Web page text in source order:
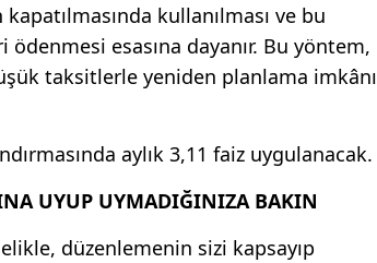
kullanılması ve bu
esasına dayanır. Bu yöntem,
taksitlerle yeniden planlama imkânı
aylık 3,11 faiz uygulanacak.
UYUP UYMADIĞINIZA BAKIN
düzenlemenin sizi kapsayıp